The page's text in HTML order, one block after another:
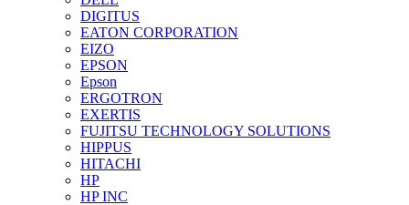
DIGITUS
EATON CORPORATION
EIZO
EPSON
Epson
ERGOTRON
EXERTIS
FUJITSU TECHNOLOGY SOLUTIONS
HIPPUS
HITACHI
HP
HP INC